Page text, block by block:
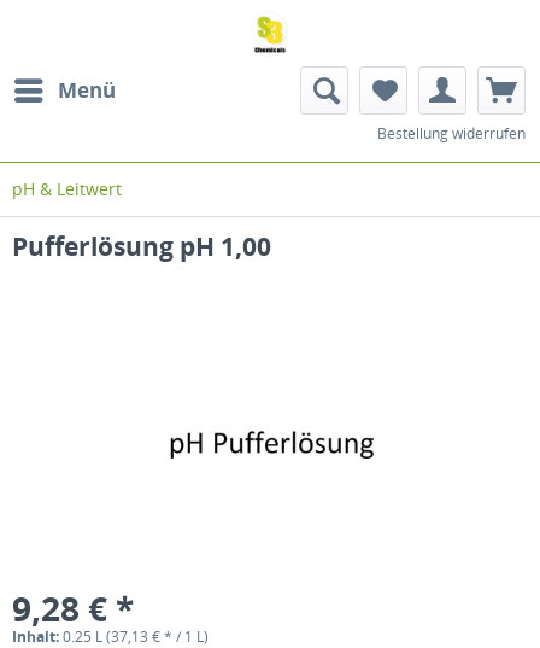
Menü
Bestellung widerrufen
pH & Leitwert
Pufferlösung pH 1,00
9,28 € *
Inhalt:0.25 L (37,13 € * / 1 L)